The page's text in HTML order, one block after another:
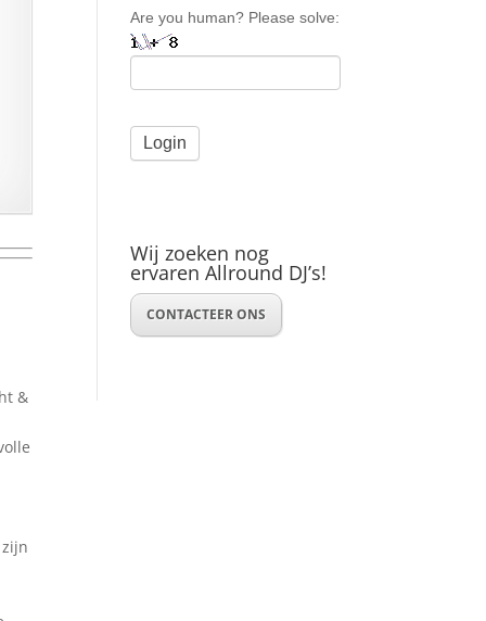
&
Are you human? Please solve:
Wij zoeken nog
ervaren Allround DJ’s!
CONTACTEER ONS